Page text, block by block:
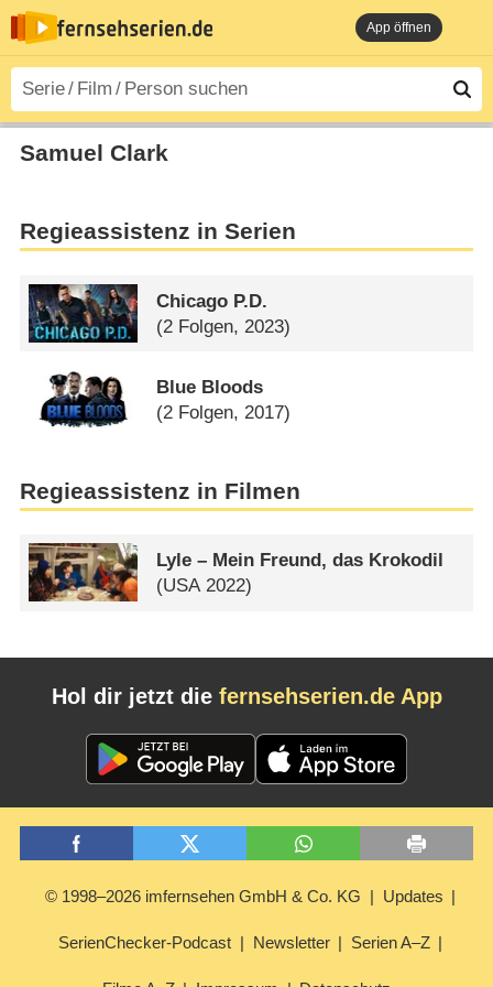
App öffnen
Samuel Clark
Regieassistenz in Serien
Chicago P.D.
(2 Folgen, 2023)
Blue Bloods
(2 Folgen, 2017)
Regieassistenz in Filmen
Lyle – Mein Freund, das Krokodil
(USA 2022)
Hol dir jetzt die fernsehserien.de App
© 1998–2026 imfernsehen GmbH & Co. KG Updates
SerienChecker-Podcast Newsletter Serien A–Z